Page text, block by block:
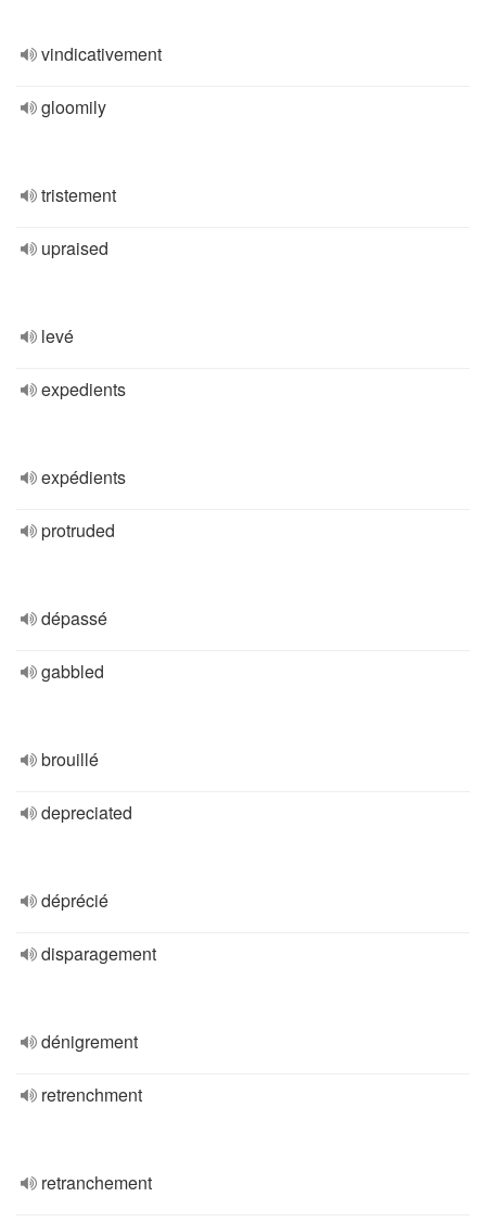
vindicativement
gloomily
tristement
upraised
levé
expedients
expédients
protruded
dépassé
gabbled
brouillé
depreciated
déprécié
disparagement
dénigrement
retrenchment
retranchement